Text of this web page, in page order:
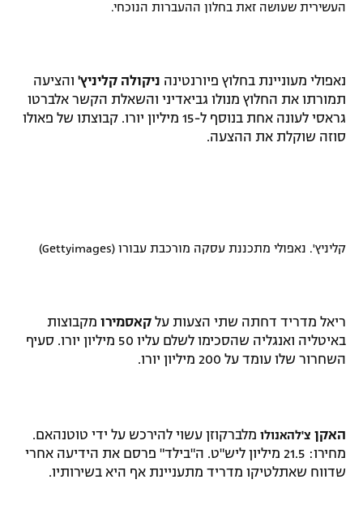
העשירית שעושה זאת בחלון ההעברות הנוכחי.
נאפולי מעוניינת בחלוץ פיורנטינה ניקולה קליניץ' והציעה
תמורתו את החלוץ מנולו גביאדיני והשאלת הקשר אלברטו
גראסי לעונה אחת בנוסף ל-15 מיליון יורו. קבוצתו של פאולו
סוזה שוקלת את ההצעה.
קליניץ'. נאפולי מתכננת עסקה מורכבת עבורו (Gettyimages)
ריאל מדריד דחתה שתי הצעות על קאסמירו מקבוצות
באיטליה ואנגליה שהסכימו לשלם עליו 50 מיליון יורו. סעיף
השחרור שלו עומד על 200 מיליון יורו.
האקן צ'להאנולו מלברקוזן עשוי להירכש על ידי טוטנהאם.
מחירו: 21.5 מיליון ליש"ט. ה"בילד" פרסם את הידיעה אחרי
שדווח שאתלטיקו מדריד מתעניינת אף היא בשירותיו.